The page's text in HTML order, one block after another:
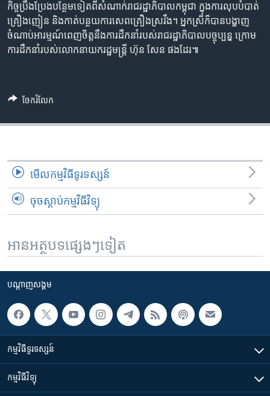
កិច្ចប្រឹងប្រែង​បន្ថែម​ទៀត​ពី​សំណាក់​រាជរដ្ឋាភិបាល​កម្ពុជា ក្នុង​ការ​លុប​បំបាត់​
គ្រឿងញៀន និង​កាត់បន្ថយ​​ការ​សេព​គ្រឿង​ស្រវឹង។ អ្នកស្រី​ក៏​បាន​បង្ហាញ​
ចំណាប់​អារម្មណ៍​ពេញចិត្ត​នឹង​ការ​ដឹកនាំ​របស់​រាជរដ្ឋាភិបាល​បច្ចុប្បន្ន​ ក្រោម​
ការ​ដឹកនាំ​របស់​លោក​នាយក​រដ្ឋមន្ត្រី ហ៊ុន សែន ផងដែរ៕
ចែករំលែក
មើល​កម្មវិធី​ទូរទស្សន៍
ចុចស្តាប់កម្មវិធីវិទ្យុ
អានអត្ថបទផ្សេងៗទៀត
បណ្តាញ​សង្គម
កម្មវិធី​ទូរទស្សន៍
កម្មវិធី​វិទ្យុ